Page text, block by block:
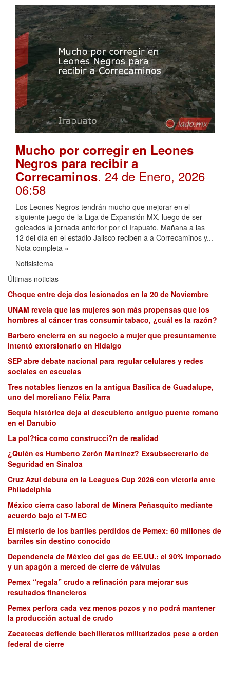
Mucho por corregir en Leones
Negros para recibir a
Correcaminos. 24 de Enero, 2026
06:58
Los Leones Negros tendrán mucho que mejorar en el
siguiente juego de la Liga de Expansión MX, luego de ser
goleados la jornada anterior por el Irapuato. Mañana a las
12 del día en el estadio Jalisco reciben a a Correcaminos y...
Nota completa »
Notisistema
Últimas noticias
Choque entre deja dos lesionados en la 20 de Noviembre
UNAM revela que las mujeres son más propensas que los
hombres al cáncer tras consumir tabaco, ¿cuál es la razón?
Barbero encierra en su negocio a mujer que presuntamente
intentó extorsionarlo en Hidalgo
SEP abre debate nacional para regular celulares y redes
sociales en escuelas
Tres notables lienzos en la antigua Basílica de Guadalupe,
uno del moreliano Félix Parra
Sequía histórica deja al descubierto antiguo puente romano
en el Danubio
La pol?tica como construcci?n de realidad
¿Quién es Humberto Zerón Martínez? Exsubsecretario de
Seguridad en Sinaloa
Cruz Azul debuta en la Leagues Cup 2026 con victoria ante
Philadelphia
México cierra caso laboral de Minera Peñasquito mediante
acuerdo bajo el T-MEC
El misterio de los barriles perdidos de Pemex: 60 millones de
barriles sin destino conocido
Dependencia de México del gas de EE.UU.: el 90% importado
y un apagón a merced de cierre de válvulas
Pemex “regala” crudo a refinación para mejorar sus
resultados financieros
Pemex perfora cada vez menos pozos y no podrá mantener
la producción actual de crudo
Zacatecas defiende bachilleratos militarizados pese a orden
federal de cierre